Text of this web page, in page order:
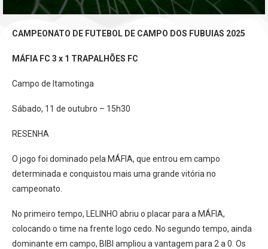
CAMPEONATO DE FUTEBOL DE CAMPO DOS FUBUIAS 2025
MÁFIA FC 3 x 1 TRAPALHÕES FC
Campo de Itamotinga
Sábado, 11 de outubro – 15h30
RESENHA
O jogo foi dominado pela MÁFIA, que entrou em campo
determinada e conquistou mais uma grande vitória no
campeonato.
No primeiro tempo, LELINHO abriu o placar para a MÁFIA,
colocando o time na frente logo cedo. No segundo tempo, ainda
dominante em campo, BIBI ampliou a vantagem para 2 a 0. Os